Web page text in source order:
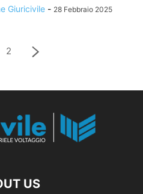
Giuricivile - 28 Febbraio 2025
2
US